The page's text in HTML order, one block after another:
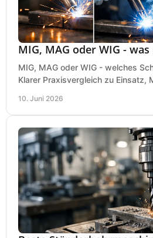
MIG, MAG oder WIG -
MIG, MAG oder WIG - welches
Klarer Praxisvergleich zu Einsatz,
10. Juni 2026